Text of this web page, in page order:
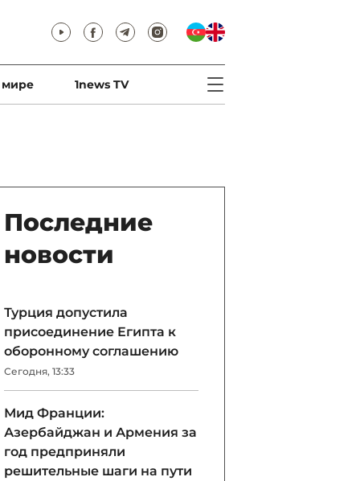
мире 1news TV
Последние
новости
Турция допустила
присоединение Египта к
оборонному соглашению
Сегодня, 13:33
Мид Франции:
Азербайджан и Армения за
год предприняли
решительные шаги на пути